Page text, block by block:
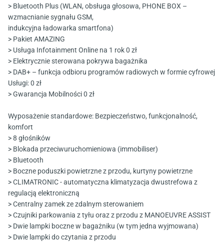
> Bluetooth Plus (WLAN, obsługa głosowa, PHONE BOX –
wzmacnianie sygnału GSM,
indukcyjna ładowarka smartfona)
> Pakiet AMAZING
> Usługa Infotainment Online na 1 rok 0 zł
> Elektrycznie sterowana pokrywa bagażnika
> DAB+ – funkcja odbioru programów radiowych w formie cyfrowej
Usługi: 0 zł
> Gwarancja Mobilności 0 zł
Wyposażenie standardowe: Bezpieczeństwo, funkcjonalność,
komfort
> 8 głośników
> Blokada przeciwuruchomieniowa (immobiliser)
> Bluetooth
> Boczne poduszki powietrzne z przodu, kurtyny powietrzne
> CLIMATRONIC - automatyczna klimatyzacja dwustrefowa z
regulacją elektroniczną
> Centralny zamek ze zdalnym sterowaniem
> Czujniki parkowania z tyłu oraz z przodu z MANOEUVRE ASSIST
> Dwie lampki boczne w bagażniku (w tym jedna wyjmowana)
> Dwie lampki do czytania z przodu